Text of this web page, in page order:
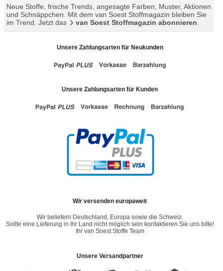
Neue Stoffe, frische Trends, angesagte Farben, Muster, Aktionen
und Schnäppchen. Mit dem van Soest Stoffmagazin bleiben Sie
im Trend. Jetzt das
van Soest Stoffmagazin abonnieren.
Unsere Zahlungsarten für Neukunden
Unsere Zahlungsarten für Kunden
Wir versenden europaweit
Wir beliefern Deutschland, Europa sowie die Schweiz.
Sollte eine Lieferung in Ihr Land nicht möglich sein kontaktieren Sie uns bitte!
Ihr van Soest Stoffe Team
Unsere Versandpartner